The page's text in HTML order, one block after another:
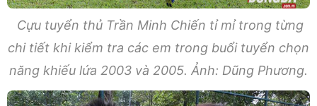
Cựu tuyển thủ Trần Minh Chiến tỉ mỉ trong từng
chi tiết khi kiểm tra các em trong buổi tuyển chọn
năng khiếu lứa 2003 và 2005. Ảnh: Dũng Phương.